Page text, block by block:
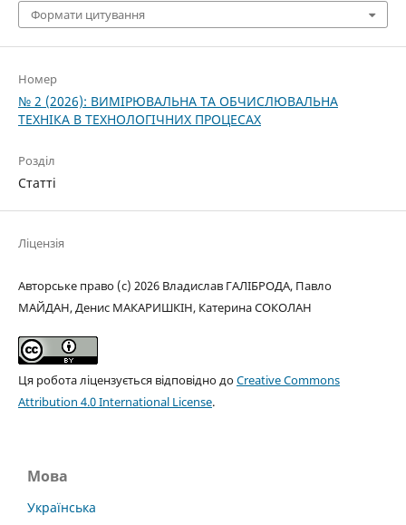
Формати цитування
Номер
№ 2 (2026): ВИМІРЮВАЛЬНА ТА ОБЧИСЛЮВАЛЬНА
ТЕХНІКА В ТЕХНОЛОГІЧНИХ ПРОЦЕСАХ
Розділ
Статті
Ліцензія
Авторське право (c) 2026 Владислав ГАЛІБРОДА, Павло
МАЙДАН, Денис МАКАРИШКІН, Катерина СОКОЛАН
Ця робота ліцензується відповідно доCreative Commons
Attribution 4.0 International License.
Мова
Українська